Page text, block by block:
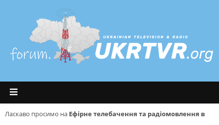
Ласкаво просимо на Ефірне телебачення та радіомовлення в